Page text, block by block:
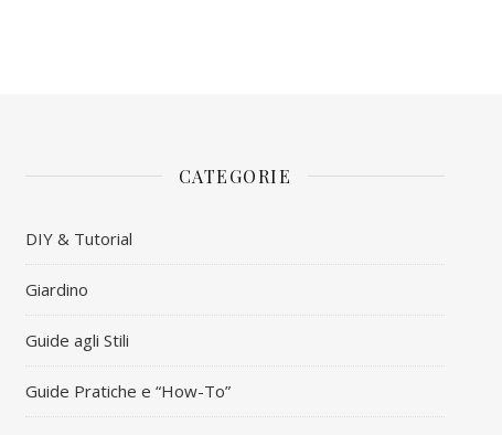
CATEGORIE
DIY & Tutorial
Giardino
Guide agli Stili
Guide Pratiche e “How-To”